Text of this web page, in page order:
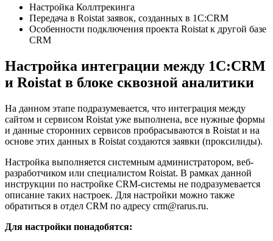
Настройка Коллтрекинга
Передача в Roistat заявок, созданных в 1С:CRM
Особенности подключения проекта Roistat к другой базе
CRM
Настройка интеграции между 1С:CRM
и Roistat в блоке сквозной аналитики
На данном этапе подразумевается, что интеграция между
сайтом и сервисом Roistat уже выполнена, все нужные формы
и данные сторонних сервисов пробрасываются в Roistat и на
основе этих данных в Roistat создаются заявки (проксилиды).
Настройка выполняется системным администратором, веб-
разработчиком или специалистом Roistat. В рамках данной
инструкции по настройке CRM-системы не подразумевается
описание таких настроек. Для настройки можно также
обратиться в отдел CRM по адресу crm@rarus.ru.
Для настройки понадобятся: